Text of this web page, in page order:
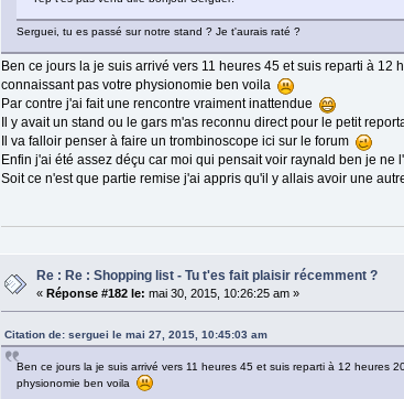
Serguei, tu es passé sur notre stand ? Je t'aurais raté ?
Ben ce jours la je suis arrivé vers 11 heures 45 et suis reparti à
connaissant pas votre physionomie ben voila
Par contre j'ai fait une rencontre vraiment inattendue
Il y avait un stand ou le gars m'as reconnu direct pour le petit
Il va falloir penser à faire un trombinoscope ici sur le forum
Enfin j'ai été assez déçu car moi qui pensait voir raynald ben je ne
Soit ce n'est que partie remise j'ai appris qu'il y allais avoir une
Re : Re : Shopping list - Tu t'es fait plaisir récemment ?
«Réponse #182 le: mai 30, 2015, 10:26:25 am »
Citation de: serguei le mai 27, 2015, 10:45:03 am
Ben ce jours la je suis arrivé vers 11 heures 45 et suis reparti à 12 heures
physionomie ben voila